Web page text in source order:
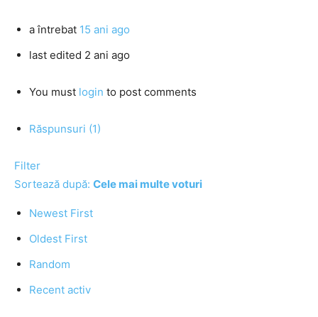
a întrebat 15 ani ago
last edited 2 ani ago
You must login to post comments
Răspunsuri (1)
Filter
Sortează după: Cele mai multe voturi
Newest First
Oldest First
Random
Recent activ